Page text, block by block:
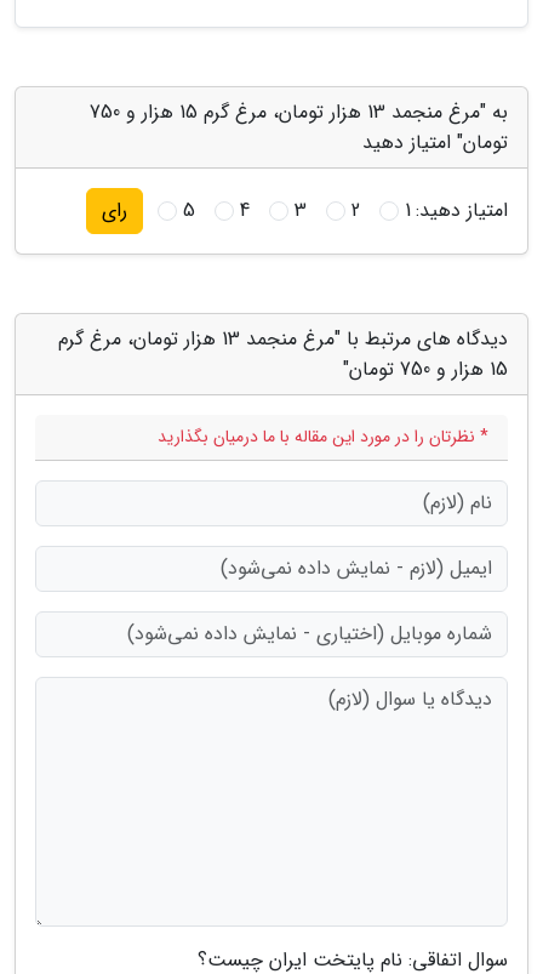
به "مرغ منجمد 13 هزار تومان، مرغ گرم 15 هزار و 750
تومان" امتیاز دهید
امتیاز دهید:1
2
3
4
5 رای
دیدگاه های مرتبط با "مرغ منجمد 13 هزار تومان، مرغ گرم
15 هزار و 750 تومان"
* نظرتان را در مورد این مقاله با ما درمیان بگذارید
سوال اتفاقی: نام پایتخت ایران چیست؟